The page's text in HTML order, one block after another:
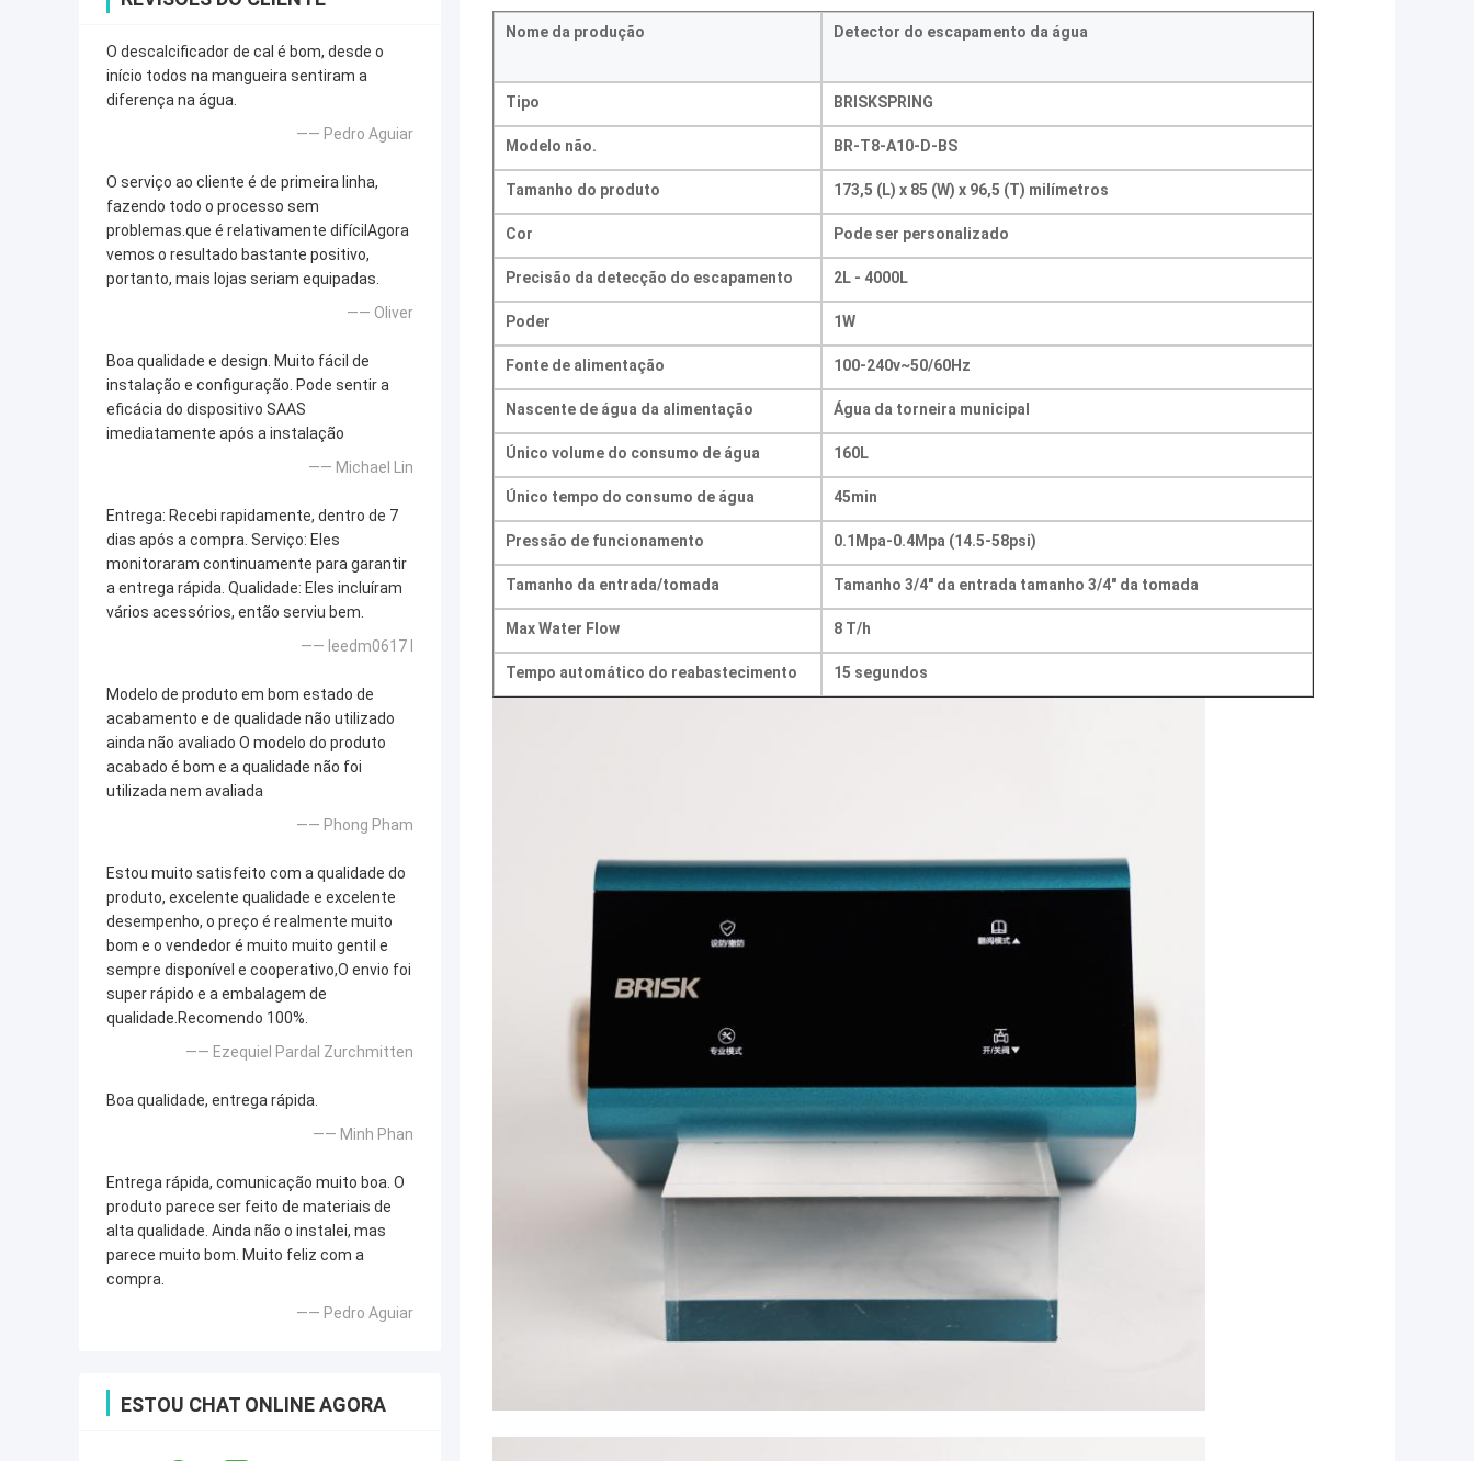
O descalcificador de cal é bom, desde o
início todos na mangueira sentiram a
diferença na água.
—— Pedro Aguiar
O serviço ao cliente é de primeira linha,
fazendo todo o processo sem
problemas.que é relativamente difícilAgora
vemos o resultado bastante positivo,
portanto, mais lojas seriam equipadas.
—— Oliver
Boa qualidade e design. Muito fácil de
instalação e configuração. Pode sentir a
eficácia do dispositivo SAAS
imediatamente após a instalação
—— Michael Lin
Entrega: Recebi rapidamente, dentro de 7
dias após a compra. Serviço: Eles
monitoraram continuamente para garantir
a entrega rápida. Qualidade: Eles incluíram
vários acessórios, então serviu bem.
—— leedm0617 l
Modelo de produto em bom estado de
acabamento e de qualidade não utilizado
ainda não avaliado O modelo do produto
acabado é bom e a qualidade não foi
utilizada nem avaliada
—— Phong Pham
Estou muito satisfeito com a qualidade do
produto, excelente qualidade e excelente
desempenho, o preço é realmente muito
bom e o vendedor é muito muito gentil e
sempre disponível e cooperativo,O envio foi
super rápido e a embalagem de
qualidade.Recomendo 100%.
—— Ezequiel Pardal Zurchmitten
Boa qualidade, entrega rápida.
—— Minh Phan
Entrega rápida, comunicação muito boa. O
produto parece ser feito de materiais de
alta qualidade. Ainda não o instalei, mas
parece muito bom. Muito feliz com a
compra.
—— Pedro Aguiar
ESTOU CHAT ONLINE AGORA
Nome da produção Detector do escapamento da água
Tipo BRISKSPRING
Modelo não. BR-T8-A10-D-BS
Tamanho do produto 173,5 (L) x 85 (W) x 96,5 (T) milímetros
Cor Pode ser personalizado
Precisão da detecção do escapamento 2L - 4000L
Poder 1W
Fonte de alimentação 100-240v~50/60Hz
Nascente de água da alimentação Água da torneira municipal
Único volume do consumo de água 160L
Único tempo do consumo de água 45min
Pressão de funcionamento 0.1Mpa-0.4Mpa (14.5-58psi)
Tamanho da entrada/tomada Tamanho 3/4" da entrada tamanho 3/4" da tomada
Max Water Flow 8 T/h
Tempo automático do reabastecimento 15 segundos